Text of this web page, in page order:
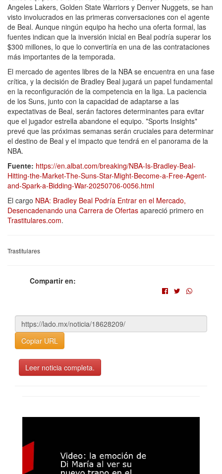
Angeles Lakers, Golden State Warriors y Denver Nuggets, se han
visto involucrados en las primeras conversaciones con el agente
de Beal. Aunque ningún equipo ha hecho una oferta formal, las
fuentes indican que la inversión inicial en Beal podría superar los
$300 millones, lo que lo convertiría en una de las contrataciones
más importantes de la temporada.
El mercado de agentes libres de la NBA se encuentra en una fase
crítica, y la decisión de Bradley Beal jugará un papel fundamental
en la reconfiguración de la competencia en la liga. La paciencia
de los Suns, junto con la capacidad de adaptarse a las
expectativas de Beal, serán factores determinantes para evitar
que el jugador estrella abandone el equipo. *Sports Insights*
prevé que las próximas semanas serán cruciales para determinar
el destino de Beal y el impacto que tendrá en el panorama de la
NBA.
Fuente: https://en.albat.com/breaking/NBA-Is-Bradley-Beal-
Hitting-the-Market-The-Suns-Star-Might-Become-a-Free-Agent-
and-Spark-a-Bidding-War-20250706-0056.html
El cargo NBA: Bradley Beal Podría Entrar en el Mercado,
Desencadenando una Carrera de Ofertas apareció primero en
Trastitulares.com.
Trastitulares
Compartir en:
Copiar URL
Leer noticia completa.